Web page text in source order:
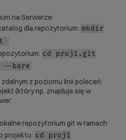
na Serwerze:
dla repozytorium: mkdir
cd proj1.git
bare
z poziomu linii poleceń:
(który np. znajduje się w
repozytorium git w ramach
projektu: cd proj1